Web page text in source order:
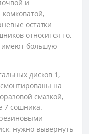
и
остатки
относится то,
имеют большую
дисков 1,
на
смазкой,
7 сошника.
нужно вывернуть